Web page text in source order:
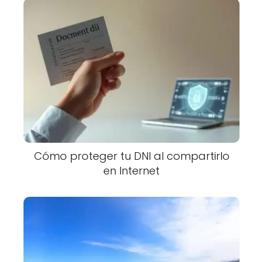
Cómo proteger tu DNI al compartirlo
en Internet